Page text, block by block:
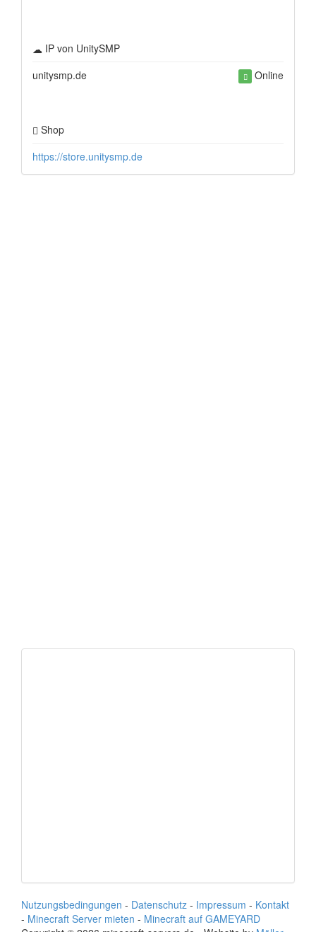
IP von UnitySMP
unitysmp.de
Online
Shop
https://store.unitysmp.de
Nutzungsbedingungen - Datenschutz - Impressum - Kontakt
- Minecraft Server mieten - Minecraft auf GAMEYARD